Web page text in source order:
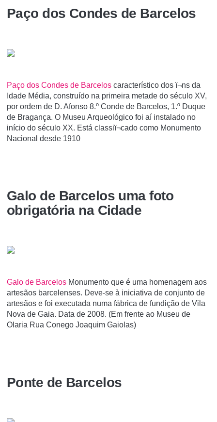
Paço dos Condes de Barcelos
Paço dos Condes de Barcelos característico dos ï¬ns da
Idade Média, construído na primeira metade do século XV,
por ordem de D. Afonso 8.º Conde de Barcelos, 1.º Duque
de Bragança. O Museu Arqueológico foi aí instalado no
início do século XX. Está classiï¬cado como Monumento
Nacional desde 1910
Galo de Barcelos uma foto
obrigatória na Cidade
Galo de Barcelos Monumento que é uma homenagem aos
artesãos barcelenses. Deve-se à iniciativa de conjunto de
artesãos e foi executada numa fábrica de fundição de Vila
Nova de Gaia. Data de 2008. (Em frente ao Museu de
Olaria Rua Conego Joaquim Gaiolas)
Ponte de Barcelos